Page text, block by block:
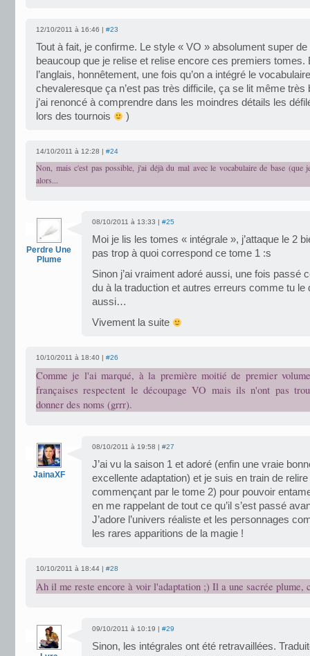
12/10/2011 à 16:46 | #23
Tout à fait, je confirme. Le style « VO » absolument super
beaucoup que je relise et relise encore ces premiers tomes.
l’anglais, honnêtement, une fois qu’on a intégré le vocabulaire
chevaleresque ça n’est pas très difficile, ça se lit même très
j’ai renoncé à comprendre dans les moindres détails les
lors des tournois
)
14/10/2011 à 12:28 | #24
Non, mais c'est pas possible, j'ai déjà du mal avec le vocabulaire de base (que
alors...
Perdre Une
Plume
08/10/2011 à 13:33 | #25
Moi je lis les tomes « intégrale », j’attaque le 2
pas trop à quoi correspond ce tome 1 :s
Sinon j’ai vraiment adoré aussi, une fois passé
du à la traduction et autres erreurs comme tu le
aussi…
Vivement la suite
10/10/2011 à 18:40 | #26
Comme je l'ai marqué, à la première moitié de premier
françaises respectent le découpage VO mais ils n'ont pas
donner des noms (grrr).
JainaXF
08/10/2011 à 19:58 | #27
J’ai vu la saison 1 et adoré (enfin une vraie
excellente adaptation) et je suis en train de
commençant par le tome 2) pour pouvoir
en me rappelant de tout ce qu’il s’est passé
J’adore l’univers réaliste et les personnages
les rares apparitions de la magie !
10/10/2011 à 18:44 | #28
Ah il me reste encore à voir l'adaptation ;) Il a une sacrée plume,
09/10/2011 à 10:19 | #29
Sinon, les intégrales ont été retravaillées.